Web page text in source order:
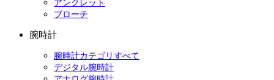
アンクレット
ブローチ
腕時計
腕時計カテゴリすべて
デジタル腕時計